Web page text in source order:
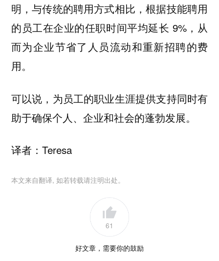
明，与传统的聘用方式相比，根据技能聘用
的员工在企业的任职时间平均延长 9%，从
而为企业节省了人员流动和重新招聘的费
用。
可以说，为员工的职业生涯提供支持同时有
助于确保个人、企业和社会的蓬勃发展。
译者：Teresa
本文来自翻译, 如若转载请注明出处。
61
好文章，需要你的鼓励